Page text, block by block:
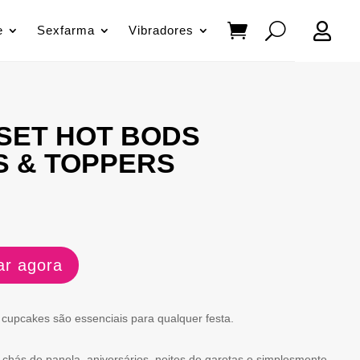
Sexfarma Vibradores 
HOT BODS
& TOPPERS
agora
são essenciais para qualquer festa.